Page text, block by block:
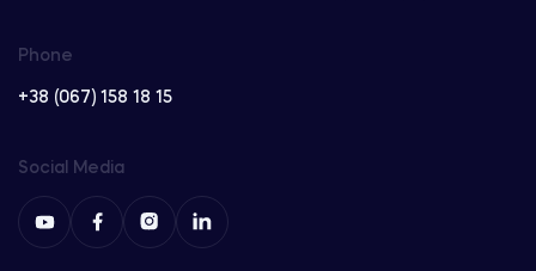
Phone
+38 (067) 158 18 15
Social Media